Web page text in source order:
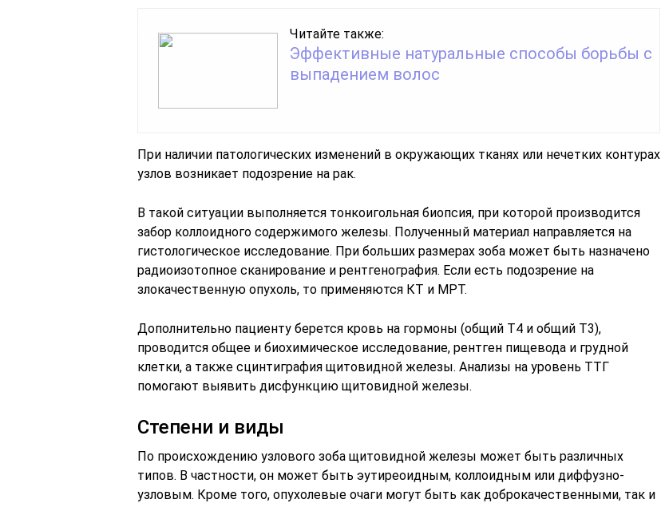
Читайте также:
Эффективные натуральные способы борьбы с
выпадением волос
При наличии патологических изменений в окружающих тканях или нечетких контурах
узлов возникает подозрение на рак.
В такой ситуации выполняется тонкоигольная биопсия, при которой производится
забор коллоидного содержимого железы. Полученный материал направляется на
гистологическое исследование. При больших размерах зоба может быть назначено
радиоизотопное сканирование и рентгенография. Если есть подозрение на
злокачественную опухоль, то применяются КТ и МРТ.
Дополнительно пациенту берется кровь на гормоны (общий Т4 и общий Т3),
проводится общее и биохимическое исследование, рентген пищевода и грудной
клетки, а также сцинтиграфия щитовидной железы. Анализы на уровень ТТГ
помогают выявить дисфункцию щитовидной железы.
Степени и виды
По происхождению узлового зоба щитовидной железы может быть различных
типов. В частности, он может быть эутиреоидным, коллоидным или диффузно-
узловым. Кроме того, опухолевые очаги могут быть как доброкачественными, так и